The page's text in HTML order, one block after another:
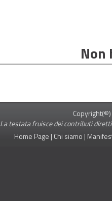
Non
La testata fruisce dei contributi
Home Page | Chi siamo |